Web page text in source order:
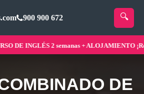
900 900 672
INGLÉS 2 semanas + ALOJAMIENTO
DE